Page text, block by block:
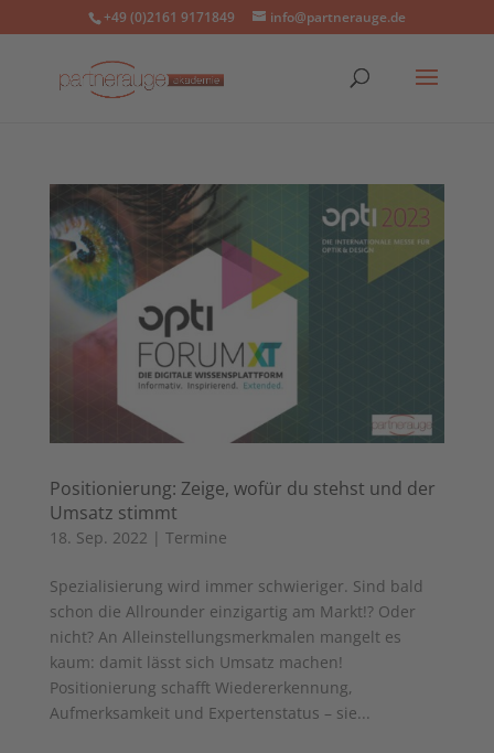
+49 (0)2161 9171849 info@partnerauge.de
Positionierung: Zeige, wofür du stehst und der
Umsatz stimmt
18. Sep. 2022 | Termine
Spezialisierung wird immer schwieriger. Sind bald
schon die Allrounder einzigartig am Markt!? Oder
nicht? An Alleinstellungsmerkmalen mangelt es
kaum: damit lässt sich Umsatz machen!
Positionierung schafft Wiedererkennung,
Aufmerksamkeit und Expertenstatus – sie...